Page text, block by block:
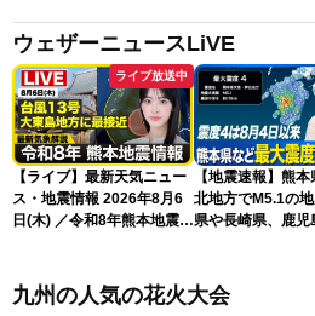
ウェザーニュースLiVE
ライブ放送中
【ライブ】最新天気ニュー
ス・地震情報 2026年8月6
日(木) ／令和8年熊本地震情
〈ウェザーニュースLiVEサ
ンシャイン・松本真央／山
【地震速報】熊
北地方でM5.1の
県や長崎県、鹿児
九州の人気の花火大会